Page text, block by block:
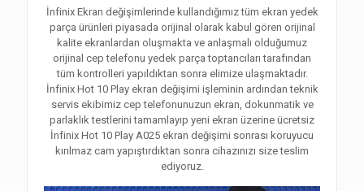
İnfinix Ekran değişimlerinde kullandığımız tüm ekran yedek
parça ürünleri piyasada orijinal olarak kabul gören orijinal
kalite ekranlardan oluşmakta ve anlaşmalı olduğumuz
orijinal cep telefonu yedek parça toptancıları tarafından
tüm kontrolleri yapıldıktan sonra elimize ulaşmaktadır.
İnfinix Hot 10 Play ekran değişimi işleminin ardından teknik
servis ekibimiz cep telefonunuzun ekran, dokunmatik ve
parlaklık testlerini tamamlayıp yeni ekran üzerine ücretsiz
İnfinix Hot 10 Play A025 ekran değişimi sonrası koruyucu
kırılmaz cam yapıştırdıktan sonra cihazınızı size teslim
ediyoruz.